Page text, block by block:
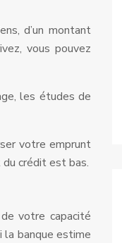
d’un montant
vous pouvez
les études de
votre emprunt
crédit est bas.
votre capacité
banque estime